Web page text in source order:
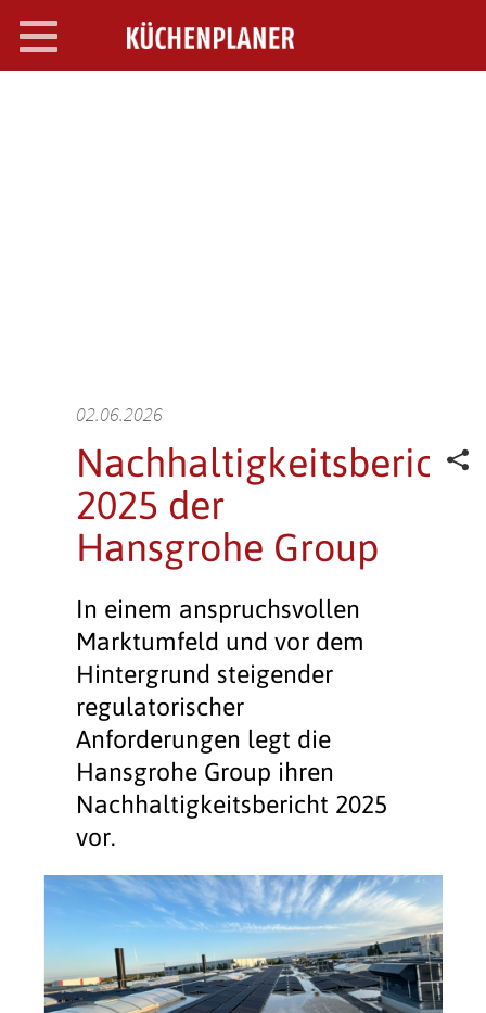
Toggle
navigation
02.06.2026
Nachhaltigkeitsbericht
2025 der
Hansgrohe Group
In einem anspruchsvollen
Marktumfeld und vor dem
Hintergrund steigender
regulatorischer
Anforderungen legt die
Hansgrohe Group ihren
Nachhaltigkeitsbericht 2025
vor.